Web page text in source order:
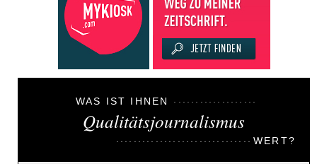
WAS IST IHNEN
Qualitätsjournalismus
WERT?